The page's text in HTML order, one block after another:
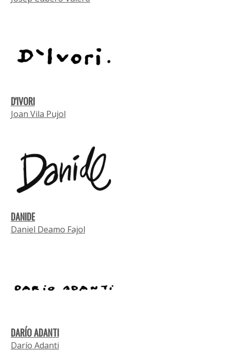
D'IVORI
Joan Vila Pujol
DANIDE
Daniel Deamo Fajol
DARÍO ADANTI
Darío Adanti